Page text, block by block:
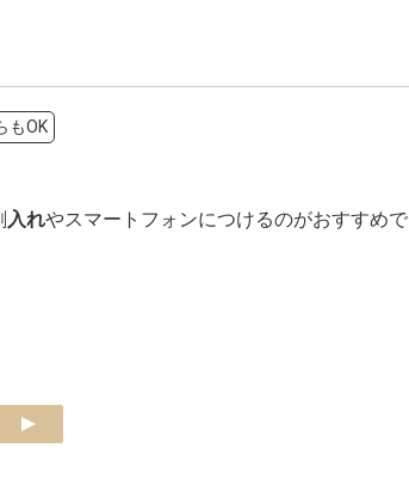
もOK
入れやスマートフォンにつけるのがおすすめで
next